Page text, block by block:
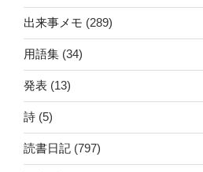
出来事メモ (289)
用語集 (34)
発表 (13)
詩 (5)
読書日記 (797)